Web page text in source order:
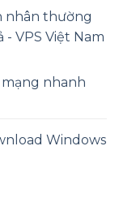
nhân thường
VPS Việt Nam
mạng nhanh
Windows